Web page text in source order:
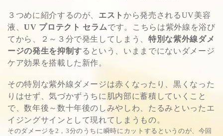
３つめに紹介するのが、 エストから発売されるUV美容
液、UV プロテクト セラムです。こちらは紫外線を浴び
てから、２～３分で発生してしまう、特別な紫外線ダメ
ージの発生を抑制するという、いままでにないダメージ
ケア効果を搭載した新作。
その特別な紫外線ダメージは赤くなったり、黒くなった
りはせず、気づかずうちに肌内部に蓄積していくこと
で、数年後～数十年後のしみやしわ、たるみといったエ
イジングサインとして現れてしまうもの。
そのダメージを2，3分のうちに瞬時にカットするというのが、今回